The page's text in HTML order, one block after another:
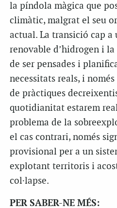
la píndola màgica que
climàtic, malgrat el seu
actual. La transició cap a
renovable d’hidrogen i
de ser pensades i
necessitats reals, i
de pràctiques
quotidianitat estarem
problema de la
el cas contrari, només
provisional per a un
explotant territoris i
col·lapse.
PER SABER-NE MÉS: